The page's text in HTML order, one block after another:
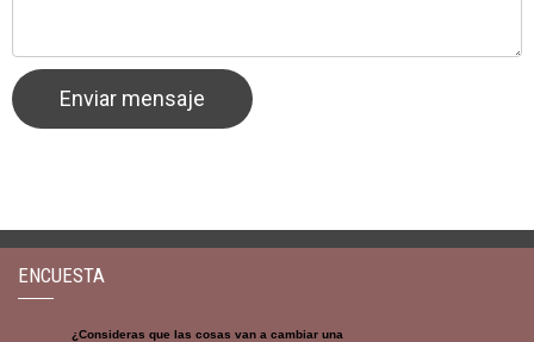
ENCUESTA
¿Consideras que las cosas van a cambiar una